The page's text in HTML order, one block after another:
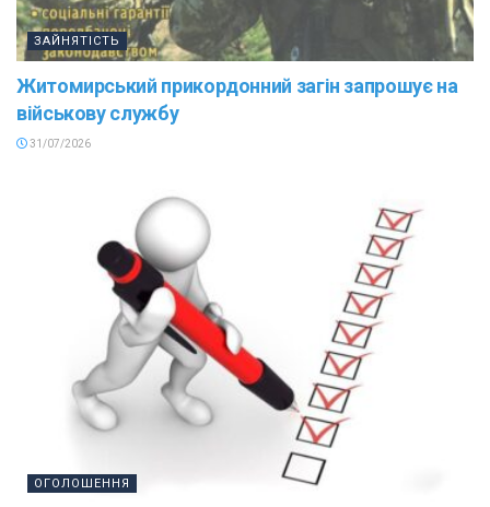
ЗАЙНЯТІСТЬ
Житомирський прикордонний загін запрошує на
військову службу
31/07/2026
ОГОЛОШЕННЯ